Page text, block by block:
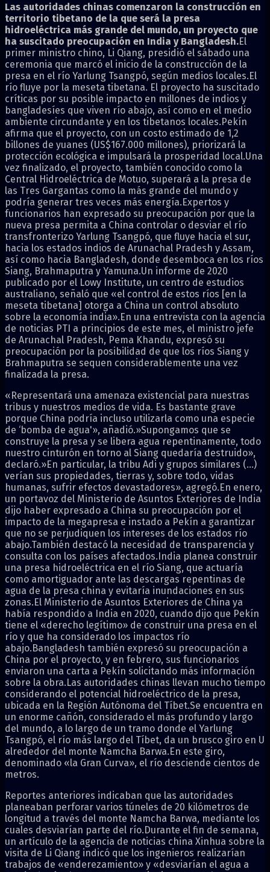
Las autoridades chinas comenzaron la construcción en
territorio tibetano de la que será la presa
hidroeléctrica más grande del mundo, un proyecto que
ha suscitado preocupación en India y Bangladesh.El
primer ministro chino, Li Qiang, presidió el sábado una
ceremonia que marcó el inicio de la construcción de la
presa en el río Yarlung Tsangpó, según medios locales.El
río fluye por la meseta tibetana. El proyecto ha suscitado
críticas por su posible impacto en millones de indios y
bangladesíes que viven río abajo, así como en el medio
ambiente circundante y en los tibetanos locales.Pekín
afirma que el proyecto, con un costo estimado de 1,2
billones de yuanes (US$167.000 millones), priorizará la
protección ecológica e impulsará la prosperidad local.Una
vez finalizado, el proyecto, también conocido como la
Central Hidroeléctrica de Motuo, superará a la presa de
las Tres Gargantas como la más grande del mundo y
podría generar tres veces más energía.Expertos y
funcionarios han expresado su preocupación por que la
nueva presa permita a China controlar o desviar el río
transfronterizo Yarlung Tsangpó, que fluye hacia el sur,
hacia los estados indios de Arunachal Pradesh y Assam,
así como hacia Bangladesh, donde desemboca en los ríos
Siang, Brahmaputra y Yamuna.Un informe de 2020
publicado por el Lowy Institute, un centro de estudios
australiano, señaló que «el control de estos ríos [en la
meseta tibetana] otorga a China un control absoluto
sobre la economía india».En una entrevista con la agencia
de noticias PTI a principios de este mes, el ministro jefe
de Arunachal Pradesh, Pema Khandu, expresó su
preocupación por la posibilidad de que los ríos Siang y
Brahmaputra se sequen considerablemente una vez
finalizada la presa.
«Representará una amenaza existencial para nuestras
tribus y nuestros medios de vida. Es bastante grave
porque China podría incluso utilizarla como una especie
de ‘bomba de agua'», añadió.»Supongamos que se
construye la presa y se libera agua repentinamente, todo
nuestro cinturón en torno al Siang quedaría destruido»,
declaró.»En particular, la tribu Adi y grupos similares (…)
verían sus propiedades, tierras y, sobre todo, vidas
humanas, sufrir efectos devastadores», agregó.En enero,
un portavoz del Ministerio de Asuntos Exteriores de India
dijo haber expresado a China su preocupación por el
impacto de la megapresa e instado a Pekín a garantizar
que no se perjudiquen los intereses de los estados río
abajo.También destacó la necesidad de transparencia y
consulta con los países afectados.India planea construir
una presa hidroeléctrica en el río Siang, que actuaría
como amortiguador ante las descargas repentinas de
agua de la presa china y evitaría inundaciones en sus
zonas.El Ministerio de Asuntos Exteriores de China ya
había respondido a India en 2020, cuando dijo que Pekín
tiene el «derecho legítimo» de construir una presa en el
río y que ha considerado los impactos río
abajo.Bangladesh también expresó su preocupación a
China por el proyecto, y en febrero, sus funcionarios
enviaron una carta a Pekín solicitando más información
sobre la obra.Las autoridades chinas llevan mucho tiempo
considerando el potencial hidroeléctrico de la presa,
ubicada en la Región Autónoma del Tíbet.Se encuentra en
un enorme cañón, considerado el más profundo y largo
del mundo, a lo largo de un tramo donde el Yarlung
Tsangpó, el río más largo del Tíbet, da un brusco giro en U
alrededor del monte Namcha Barwa.En este giro,
denominado «la Gran Curva», el río desciende cientos de
metros.
Reportes anteriores indicaban que las autoridades
planeaban perforar varios túneles de 20 kilómetros de
longitud a través del monte Namcha Barwa, mediante los
cuales desviarían parte del río.Durante el fin de semana,
un artículo de la agencia de noticias china Xinhua sobre la
visita de Li Qiang indicó que los ingenieros realizarían
trabajos de «enderezamiento» y «desviarían el agua a